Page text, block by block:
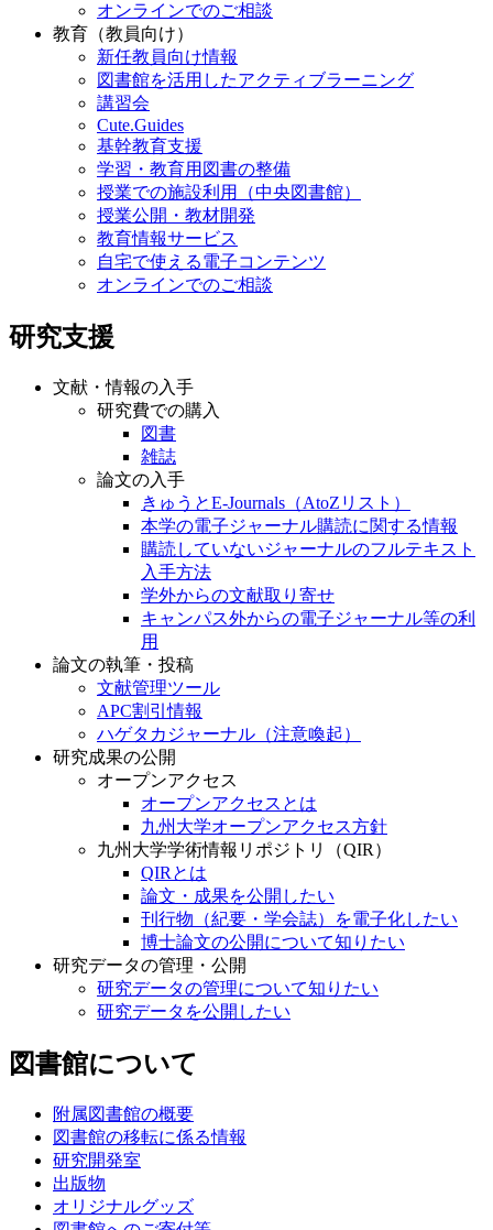
オンラインでのご相談
教育（教員向け）
新任教員向け情報
図書館を活用したアクティブラーニング
講習会
Cute.Guides
基幹教育支援
学習・教育用図書の整備
授業での施設利用（中央図書館）
授業公開・教材開発
教育情報サービス
自宅で使える電子コンテンツ
オンラインでのご相談
研究支援
文献・情報の入手
研究費での購入
図書
雑誌
論文の入手
きゅうとE-Journals（AtoZリスト）
本学の電子ジャーナル購読に関する情報
購読していないジャーナルのフルテキスト
入手方法
学外からの文献取り寄せ
キャンパス外からの電子ジャーナル等の利
用
論文の執筆・投稿
文献管理ツール
APC割引情報
ハゲタカジャーナル（注意喚起）
研究成果の公開
オープンアクセス
オープンアクセスとは
九州大学オープンアクセス方針
九州大学学術情報リポジトリ（QIR）
QIRとは
論文・成果を公開したい
刊行物（紀要・学会誌）を電子化したい
博士論文の公開について知りたい
研究データの管理・公開
研究データの管理について知りたい
研究データを公開したい
図書館について
附属図書館の概要
図書館の移転に係る情報
研究開発室
出版物
オリジナルグッズ